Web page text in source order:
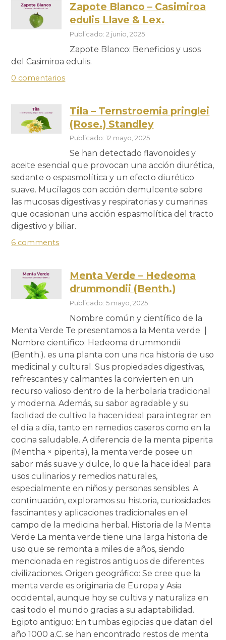
Zapote Blanco – Casimiroa
edulis Llave & Lex.
Publicado: 2 junio, 2025
Zapote Blanco: Beneficios y usos
del Casimiroa edulis.
0 comentarios
Tila – Ternstroemia pringlei
(Rose.) Standley
Publicado: 12 mayo, 2025
Se han detectado flavonoides y
aceite esencial que provocan una acción diurética,
sedante o espasmolítica y un efecto diurético
suave. Mucílagos con acción demulcente sobre
las mucosas digestivas y respiratorias y cumarinas
que ocasionan una acción espasmolítica del tracto
digestivo y biliar.
6 comments
Menta Verde – Hedeoma
drummondii (Benth.)
Publicado: 5 mayo, 2025
Nombre común y científico de la
Menta Verde Te presentamos a la Menta verde |
Nombre científico: Hedeoma drummondii
(Benth.). es una planta con una rica historia de uso
medicinal y cultural. Sus propiedades digestivas,
refrescantes y calmantes la convierten en un
recurso valioso dentro de la herbolaria tradicional
y moderna. Además, su sabor agradable y su
facilidad de cultivo la hacen ideal para integrar en
el día a día, tanto en remedios caseros como en la
cocina saludable. A diferencia de la menta piperita
(Mentha × piperita), la menta verde posee un
sabor más suave y dulce, lo que la hace ideal para
usos culinarios y remedios naturales,
especialmente en niños y personas sensibles. A
continuación, exploramos su historia, curiosidades
fascinantes y aplicaciones tradicionales en el
campo de la medicina herbal. Historia de la Menta
Verde La menta verde tiene una larga historia de
uso que se remonta a miles de años, siendo
mencionada en registros antiguos de diferentes
civilizaciones. Origen geográfico: Se cree que la
menta verde es originaria de Europa y Asia
occidental, aunque hoy se cultiva y naturaliza en
casi todo el mundo gracias a su adaptabilidad.
Egipto antiguo: En tumbas egipcias que datan del
año 1000 a.C. se han encontrado restos de menta